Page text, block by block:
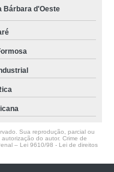
Bárbara d'Oeste
Sua reprodução, parcial ou
do autor. Crime de
– Lei 9610/98 - Lei de direitos